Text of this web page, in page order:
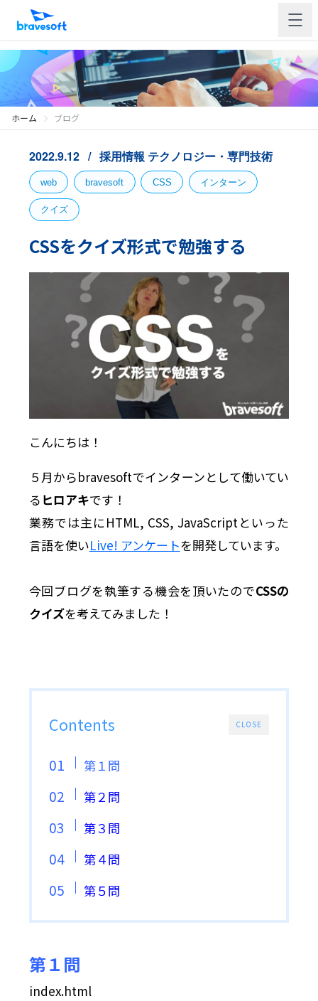
ホーム ブログ
2022.9.12 採用情報 テクノロジー・専門技術
web bravesoft CSS インターン
クイズ
CSSをクイズ形式で勉強する
こんにちは！
５月からbravesoftでインターンとして働いてい
る ヒロアキです！
業務では主にHTML, CSS, JavaScriptといった
言語を使いLive! アンケートを開発しています。
今回ブログを執筆する機会を頂いたのでCSSの
クイズを考えてみました！
CLOSE
Contents
第１問
第２問
第３問
第４問
第５問
第１問
index.html